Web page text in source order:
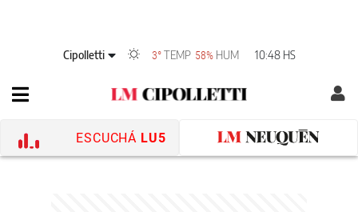
Cipolletti 3° TEMP 58% HUM 10:48 HS
ESCUCHÁ LU5